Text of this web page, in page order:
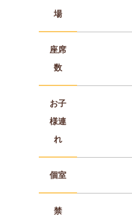
場
座席
数
お子
様連
れ
個室
禁